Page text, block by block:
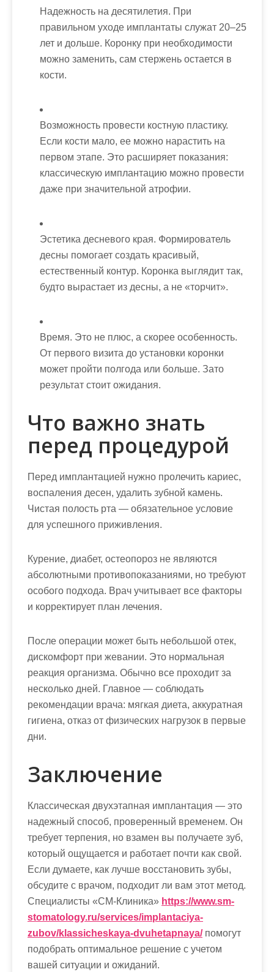
Надежность на десятилетия. При
правильном уходе имплантаты служат 20–25
лет и дольше. Коронку при необходимости
можно заменить, сам стержень остается в
кости.
Возможность провести костную пластику.
Если кости мало, ее можно нарастить на
первом этапе. Это расширяет показания:
классическую имплантацию можно провести
даже при значительной атрофии.
Эстетика десневого края. Формирователь
десны помогает создать красивый,
естественный контур. Коронка выглядит так,
будто вырастает из десны, а не «торчит».
Время. Это не плюс, а скорее особенность.
От первого визита до установки коронки
может пройти полгода или больше. Зато
результат стоит ожидания.
Что важно знать
перед процедурой
Перед имплантацией нужно пролечить кариес,
воспаления десен, удалить зубной камень.
Чистая полость рта — обязательное условие
для успешного приживления.
Курение, диабет, остеопороз не являются
абсолютными противопоказаниями, но требуют
особого подхода. Врач учитывает все факторы
и корректирует план лечения.
После операции может быть небольшой отек,
дискомфорт при жевании. Это нормальная
реакция организма. Обычно все проходит за
несколько дней. Главное — соблюдать
рекомендации врача: мягкая диета, аккуратная
гигиена, отказ от физических нагрузок в первые
дни.
Заключение
Классическая двухэтапная имплантация — это
надежный способ, проверенный временем. Он
требует терпения, но взамен вы получаете зуб,
который ощущается и работает почти как свой.
Если думаете, как лучше восстановить зубы,
обсудите с врачом, подходит ли вам этот метод.
Специалисты «СМ-Клиника» https://www.sm-
stomatology.ru/services/implantaciya-
zubov/klassicheskaya-dvuhetapnaya/помогут
подобрать оптимальное решение с учетом
вашей ситуации и ожиданий.